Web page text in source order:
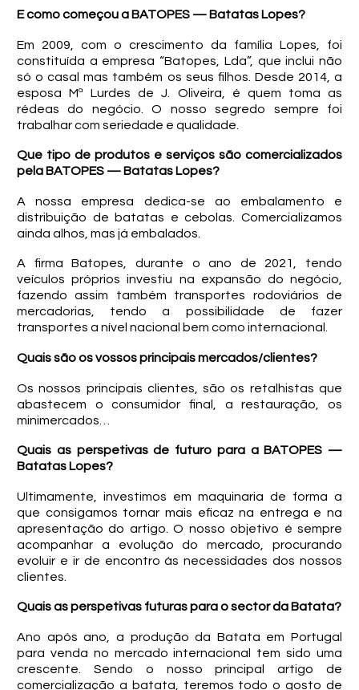
E como começou a BATOPES — Batatas Lopes?
Em 2009, com o crescimento da família Lopes, foi
constituída a empresa “Batopes, Lda”, que inclui não
só o casal mas também os seus filhos. Desde 2014, a
esposa Mª Lurdes de J. Oliveira, é quem toma as
rédeas do negócio. O nosso segredo sempre foi
trabalhar com seriedade e qualidade.
Que tipo de produtos e serviços são comercializados
pela BATOPES — Batatas Lopes?
A nossa empresa dedica-se ao embalamento e
distribuição de batatas e cebolas. Comercializamos
ainda alhos, mas já embalados.
A firma Batopes, durante o ano de 2021, tendo
veículos próprios investiu na expansão do negócio,
fazendo assim também transportes rodoviários de
mercadorias, tendo a possibilidade de fazer
transportes a nível nacional bem como internacional.
Quais são os vossos principais mercados/clientes?
Os nossos principais clientes, são os retalhistas que
abastecem o consumidor final, a restauração, os
minimercados…
Quais as perspetivas de futuro para a BATOPES —
Batatas Lopes?
Ultimamente, investimos em maquinaria de forma a
que consigamos tornar mais eficaz na entrega e na
apresentação do artigo. O nosso objetivo é sempre
acompanhar a evolução do mercado, procurando
evoluir e ir de encontro às necessidades dos nossos
clientes.
Quais as perspetivas futuras para o sector da Batata?
Ano após ano, a produção da Batata em Portugal
para venda no mercado internacional tem sido uma
crescente. Sendo o nosso principal artigo de
comercialização a batata, teremos todo o gosto de